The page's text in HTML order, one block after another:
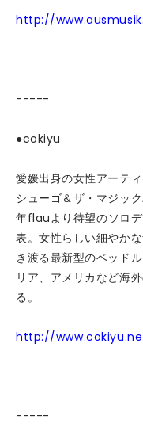
http://
-----
●cokiyu
愛媛出身の女性アーテ
シューゴ＆ザ・マジッ
年flauより待望のソロ
表。女性らしい細やか
き渡る最新型のベッド
リア、アメリカなど海
る。
http://
-----